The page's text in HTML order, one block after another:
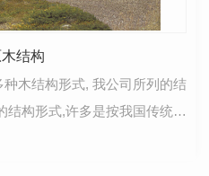
结构
木结构形式, 我公司所列的结
结构形式,许多是按我国传统结
墙结构方木原木结…